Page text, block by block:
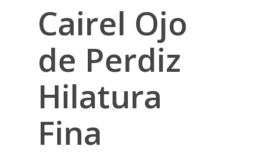
Cairel Ojo
de Perdiz
Hilatura
Fina